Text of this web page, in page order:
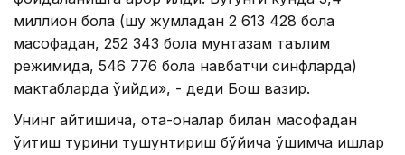
миллион бола (шу жумладан 2 613 428 бола
масофадан, 252 343 бола мунтазам таълим
режимида, 546 776 бола навбатчи синфларда)
мактабларда ўқийди», - деди Бош вазир.
Унинг айтишича, ота-оналар билан масофадан
ўқитиш турини тушунтириш бўйича қўшимча ишлар